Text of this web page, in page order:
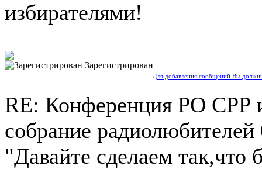
избирателями!
Зарегистрирован
Для добавления сообщений Вы должны
RE: Конференция РО СРР
собрание радиолюбителей
"Давайте сделаем так,что